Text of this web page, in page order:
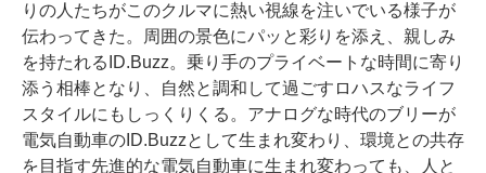
りの人たちがこのクルマに熱い視線を注いでいる様子が
伝わってきた。周囲の景色にパッと彩りを添え、親しみ
を持たれるID.Buzz。乗り手のプライベートな時間に寄り
添う相棒となり、自然と調和して過ごすロハスなライフ
スタイルにもしっくりくる。アナログな時代のブリーが
電気自動車のID.Buzzとして生まれ変わり、環境との共存
を目指す先進的な電気自動車に生まれ変わっても、人と